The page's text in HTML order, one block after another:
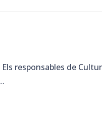
responsables de